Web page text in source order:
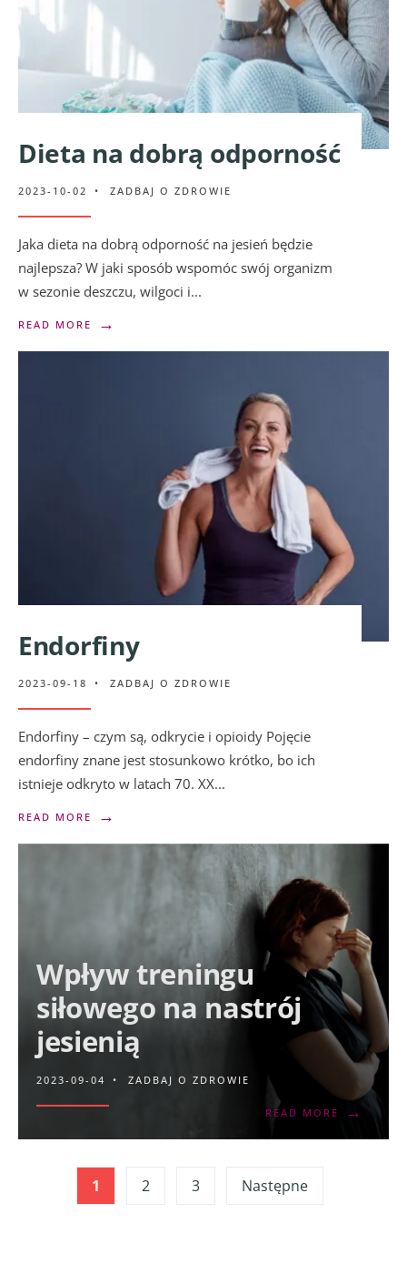
Dieta na dobrą odporność
2023-10-02 • ZADBAJ O ZDROWIE
Jaka dieta na dobrą odporność na jesień będzie
najlepsza? W jaki sposób wspomóc swój organizm
w sezonie deszczu, wilgoci i...
READ MORE →
Endorfiny
2023-09-18 • ZADBAJ O ZDROWIE
Endorfiny – czym są, odkrycie i opioidy Pojęcie
endorfiny znane jest stosunkowo krótko, bo ich
istnieje odkryto w latach 70. XX...
READ MORE →
Wpływ treningu
siłowego na nastrój
jesienią
2023-09-04 • ZADBAJ O ZDROWIE
READ MORE →
Stronicowanie
wpisów
1 2 3 Następne